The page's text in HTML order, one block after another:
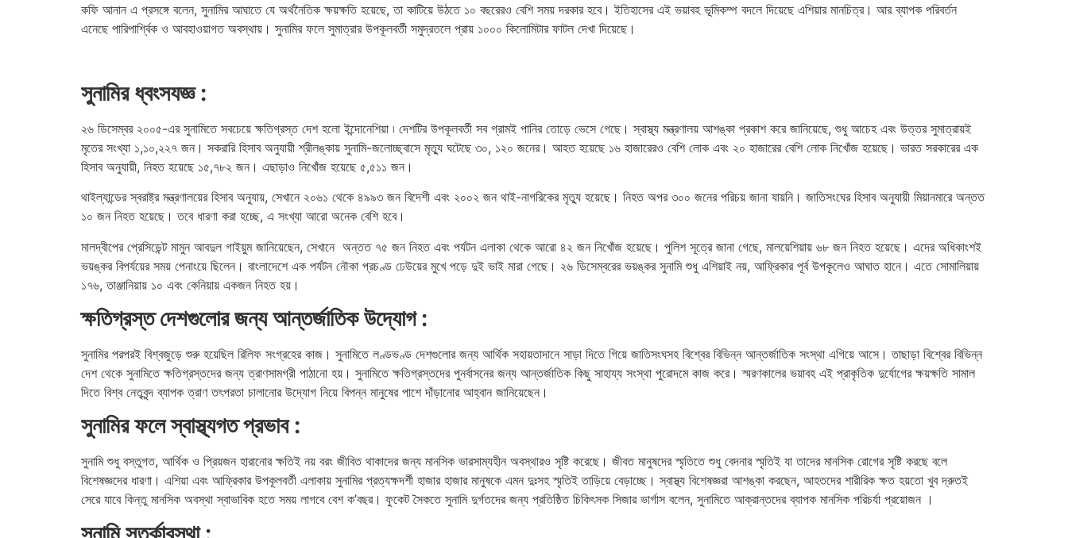
কফি আনান এ প্রসঙ্গে বলেন, সুনামির আঘাতে যে অর্থনৈতিক ক্ষয়ক্ষতি হয়েছে, তা কাটিয়ে উঠতে ১০ বছরেরও বেশি সময় দরকার হবে। ইতিহাসের এই ভয়াবহ ভূমিকম্প বদলে দিয়েছে এশিয়ার মানচিত্র। আর ব্যাপক পরিবর্তন
এনেছে পারিপার্শ্বিক ও আবহাওয়াগত অবস্থায়। সুনামির ফলে সুমাত্রার উপকূলবর্তী সমুদ্রতলে প্রায় ১০০০ কিলোমিটার ফাটল দেখা দিয়েছে।
সুনামির ধ্বংসযজ্ঞ :
২৬ ডিসেম্বর ২০০৫-এর সুনামিতে সবচেয়ে ক্ষতিগ্রস্ত দেশ হলো ইন্দোনেশিয়া ৷ দেশটির উপকূলবর্তী সব গ্রামই পানির তোড়ে ভেসে গেছে। স্বাস্থ্য মন্ত্রণালয় আশঙ্কা প্রকাশ করে জানিয়েছে, শুধু আচেহ এবং উত্তর সুমাত্রায়ই
মৃতের সংখ্যা ১,১০,২২৭ জন। সকরারি হিসাব অনুযায়ী শ্রীলঙ্কায় সুনামি-জলোচ্ছ্বাসে মৃত্যু ঘটেছে ৩০, ১২০ জনের। আহত হয়েছে ১৬ হাজারেরও বেশি লোক এবং ২০ হাজারের বেশি লোক নিখোঁজ হয়েছে। ভারত সরকারের এক
হিসাব অনুযায়ী, নিহত হয়েছে ১৫,৭৮২ জন। এছাড়াও নিখোঁজ হয়েছে ৫,৫১১ জন।
থাইল্যান্ডের স্বরাষ্ট্র মন্ত্রণালয়ের হিসাব অনুযায়, সেখানে ২০৬১ থেকে ৪৯৯৩ জন বিদেশী এবং ২০০২ জন থাই-নাগরিকের মৃত্যু হয়েছে। নিহত অপর ৩০০ জনের পরিচয় জানা যায়নি। জাতিসংঘের হিসাব অনুযায়ী মিয়ানমারে অন্তত
১০ জন নিহত হয়েছে। তবে ধারণা করা হচ্ছে, এ সংখ্যা আরো অনেক বেশি হবে।
মালদ্বীপের প্রেসিডেন্ট মামুন আবদুল গাইয়ুম জানিয়েছেন, সেখানে অন্তত ৭৫ জন নিহত এবং পর্যটন এলাকা থেকে আরো ৪২ জন নিখোঁজ হয়েছে। পুলিশ সূত্রে জানা গেছে, মালয়েশিয়ায় ৬৮ জন নিহত হয়েছে। এদের অধিকাংশই
ভয়ঙ্কর বিপর্যয়ের সময় পেনাংয়ে ছিলেন। বাংলাদেশে এক পর্যটন নৌকা প্রচণ্ড ঢেউয়ের মুখে পড়ে দুই ভাই মারা গেছে। ২৬ ডিসেম্বরের ভয়ঙ্কর সুনামি শুধু এশিয়াই নয়, আফ্রিকার পূর্ব উপকূলেও আঘাত হানে। এতে সোমালিয়ায়
১৭৬, তাঞ্জানিয়ায় ১০ এবং কেনিয়ায় একজন নিহত হয়।
ক্ষতিগ্রস্ত দেশগুলোর জন্য আন্তর্জাতিক উদ্যোগ :
সুনামির পরপরই বিশ্বজুড়ে শুরু হয়েছিল রিলিফ সংগ্রহের কাজ। সুনামিতে লণ্ডভণ্ড দেশগুলোর জন্য আর্থিক সহায়তাদানে সাড়া দিতে গিয়ে জাতিসংঘসহ বিশ্বের বিভিন্ন আন্তর্জাতিক সংস্থা এগিয়ে আসে। তাছাড়া বিশ্বের বিভিন্ন
দেশ থেকে সুনামিতে ক্ষতিগ্রস্তদের জন্য ত্রাণসামগ্রী পাঠানো হয়। সুনামিতে ক্ষতিগ্রস্তদের পুনর্বাসনের জন্য আন্তর্জাতিক কিছু সাহায্য সংস্থা পুরোদমে কাজ করে। স্মরণকালের ভয়াবহ এই প্রাকৃতিক দুর্যোগের ক্ষয়ক্ষতি সামাল
দিতে বিশ্ব নেতৃবৃন্দ ব্যাপক ত্রাণ তৎপরতা চালানোর উদ্যোগ নিয়ে বিপন্ন মানুষের পাশে দাঁড়ানোর আহ্বান জানিয়েছেন।
সুনামির ফলে স্বাস্থ্যগত প্রভাব :
সুনামি শুধু বস্তুগত, আর্থিক ও প্রিয়জন হারানোর ক্ষতিই নয় বরং জীবিত থাকাদের জন্য মানসিক ভারসাম্যহীন অবস্থারও সৃষ্টি করেছে। জীবত মানুষদের স্মৃতিতে শুধু বেদনার স্মৃতিই যা তাদের মানসিক রোগের সৃষ্টি করছে বলে
বিশেষজ্ঞদের ধারণা। এশিয়া এবং আফ্রিকার উপকূলবর্তী এলাকায় সুনামির প্রত্যক্ষদর্শী হাজার হাজার মানুষকে এমন দুঃসহ স্মৃতিই তাড়িয়ে বেড়াচ্ছে। স্বাস্থ্য বিশেষজ্ঞরা আশঙ্কা করছেন, আহতদের শারীরিক ক্ষত হয়তো খুব দ্রুতই
সেরে যাবে কিন্তু মানসিক অবস্থা স্বাভাবিক হতে সময় লাগবে বেশ ক’বছর। ফুকেট সৈকতে সুনামি দুর্গতদের জন্য প্রতিষ্ঠিত চিকিৎসক সিজার ভার্গাস বলেন, সুনামিতে আক্রান্তদের ব্যাপক মানসিক পরিচর্যা প্রয়োজন ।